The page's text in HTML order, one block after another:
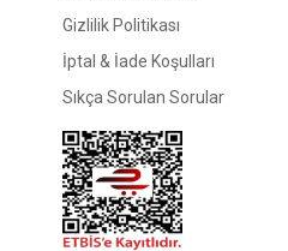
Gizlilik Politikası
İptal & İade Koşulları
Sıkça Sorulan Sorular